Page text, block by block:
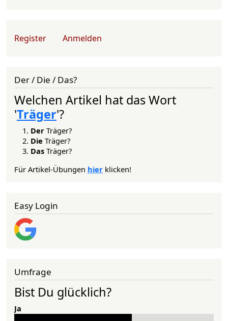
User account menu
Register Anmelden
Der / Die / Das?
Welchen Artikel hat das Wort
'Träger'?
Der Träger?
Die Träger?
Das Träger?
Für Artikel-Übungen hier klicken!
Easy Login
Umfrage
Bist Du glücklich?
Ja